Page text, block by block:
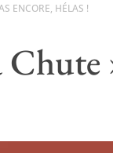
ENCORE, HÉLAS !